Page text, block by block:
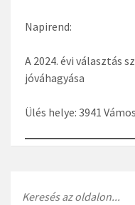
Napirend:
A 2024. évi választás
jóváhagyása
Ülés helye: 3941